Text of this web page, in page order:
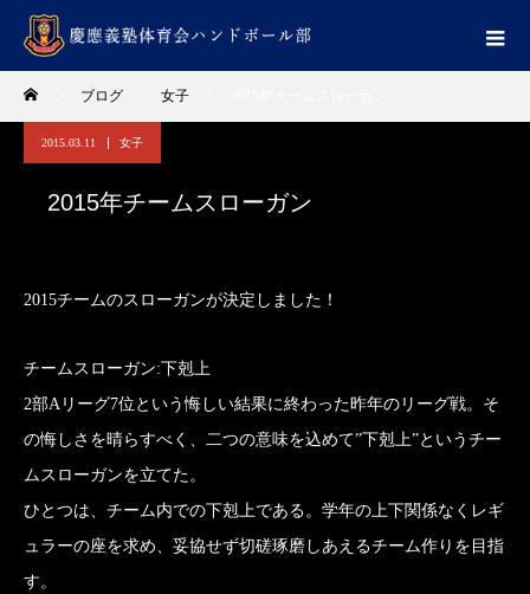
ブログ 女子
2015.03.11 女子
2015年チームスローガン
2015チームのスローガンが決定しました！
チームスローガン:下剋上
2部Aリーグ7位という悔しい結果に終わった昨年のリーグ戦。そ
の悔しさを晴らすべく、二つの意味を込めて”下剋上”というチー
ムスローガンを立てた。
ひとつは、チーム内での下剋上である。学年の上下関係なくレギ
ュラーの座を求め、妥協せず切磋琢磨しあえるチーム作りを目指
す。